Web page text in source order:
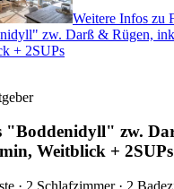
Weitere Infos zu
zw. Darß & Rügen,
+ 2SUPs
"Boddenidyll" zw.
Weitblick + 2SUPs
· 2 Schlafzimmer · 2